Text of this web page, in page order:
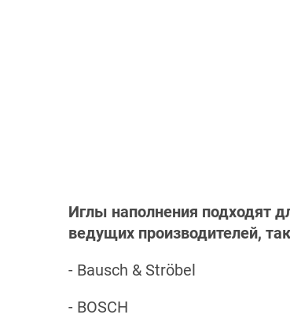
Иглы наполнения подходят
ведущих производителей,
- Bausch & Ströbel
- BOSCH